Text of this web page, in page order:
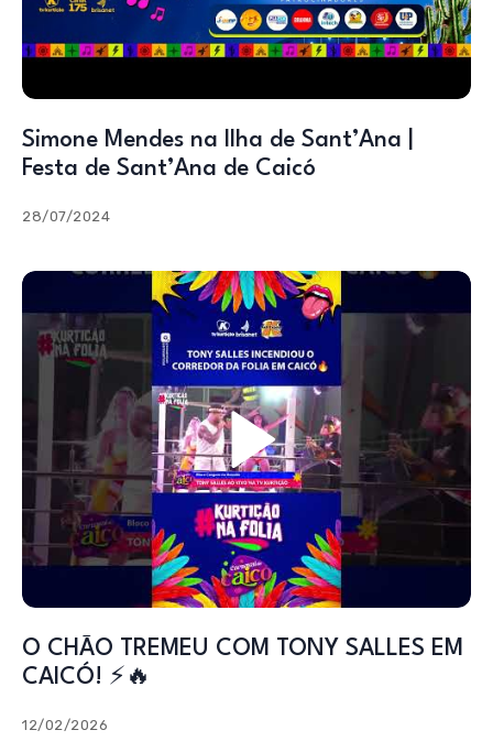
Simone Mendes na Ilha de Sant’Ana |
Festa de Sant’Ana de Caicó
28/07/2024
O CHÃO TREMEU COM TONY SALLES EM
CAICÓ! ⚡️🔥
12/02/2026